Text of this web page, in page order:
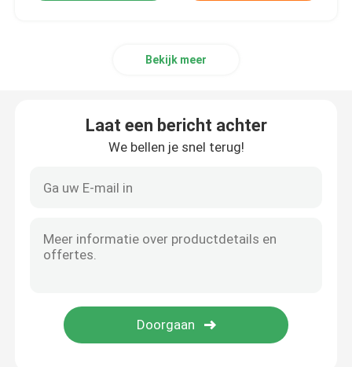
Bekijk meer
Laat een bericht achter
We bellen je snel terug!